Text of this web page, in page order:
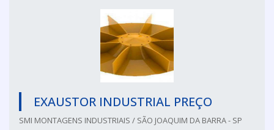
EXAUSTOR INDUSTRIAL PREÇO
SMI MONTAGENS INDUSTRIAIS / SÃO JOAQUIM DA BARRA - SP